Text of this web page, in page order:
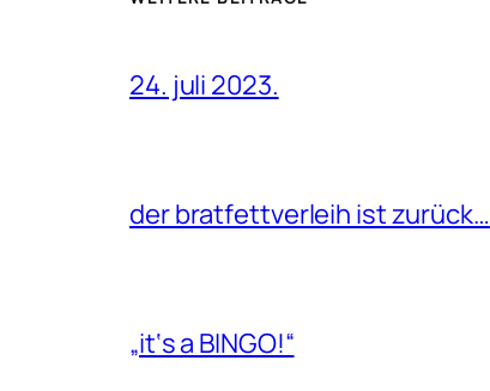
24. juli 2023.
der bratfettverleih ist zurück…
„it‘s a BINGO!“